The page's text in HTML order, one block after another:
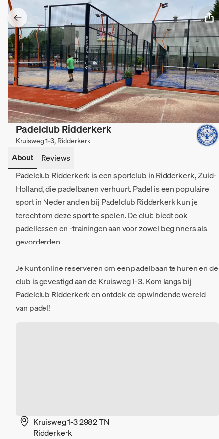
Padelclub Ridderkerk
Kruisweg 1-3, Ridderkerk
About
Reviews
Padelclub Ridderkerk is een sportclub in Ridderkerk, Zuid-
Holland, die padelbanen verhuurt. Padel is een populaire
sport in Nederland en bij Padelclub Ridderkerk kun je
terecht om deze sport te spelen. De club biedt ook
padellessen en -trainingen aan voor zowel beginners als
gevorderden.
Je kunt online reserveren om een padelbaan te huren en de
club is gevestigd aan de Kruisweg 1-3. Kom langs bij
Padelclub Ridderkerk en ontdek de opwindende wereld
van padel!
Kruisweg 1-3 2982 TN
Ridderkerk